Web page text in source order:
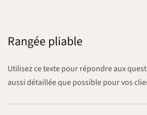
Rangée pliable
Utilisez ce texte pour répondre aux
aussi détaillée que possible pour vos